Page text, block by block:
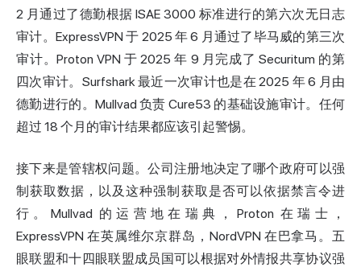
2 月通过了德勤根据 ISAE 3000 标准进行的第六次无日志
审计。ExpressVPN 于 2025 年 6 月通过了毕马威的第三次
审计。Proton VPN 于 2025 年 9 月完成了 Securitum 的第
四次审计。Surfshark 最近一次审计也是在 2025 年 6 月由
德勤进行的。Mullvad 负责 Cure53 的基础设施审计。任何
超过 18 个月的审计结果都应该引起警惕。
接下来是管辖权问题。公司注册地决定了哪个政府可以强
制获取数据，以及这种强制获取是否可以依据禁言令进
行。Mullvad 的运营地在瑞典，Proton 在瑞士，
ExpressVPN 在英属维尔京群岛，NordVPN 在巴拿马。五
眼联盟和十四眼联盟成员国可以根据对外情报共享协议强